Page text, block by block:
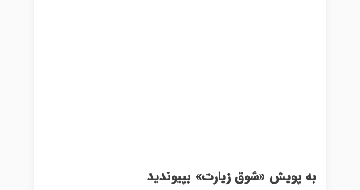
به پویش «شوق زیارت» بپیوندید